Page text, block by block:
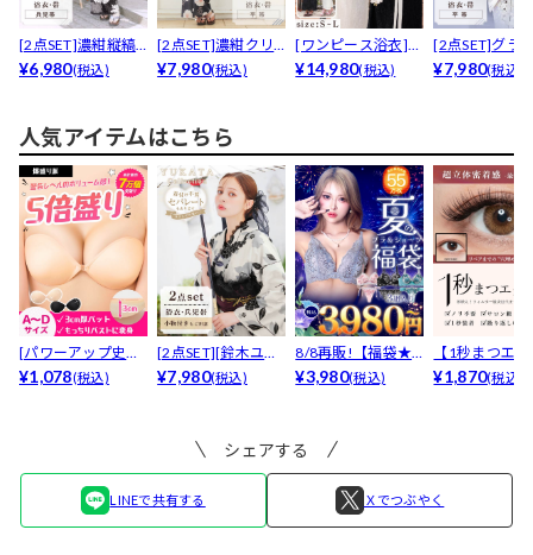
[2点SET]濃紺縦縞×
淡牡丹柄浴衣【...
¥6,980(税込)
[2点SET]濃紺クリ
スマスローズ柄浴...
¥7,980(税込)
[ワンピース浴衣]花
柄総レース浴衣[4...
¥14,980(税込)
[2点SET]グラ
ション縦縞×薔
¥7,980(税込)
人気アイテムはこちら
[パワーアップ史上
最強5倍盛りアップ
¥1,078(税込)
[2点SET][鈴木ユリ
ア(baby)...
¥7,980(税込)
8/8再販!【福袋★
ブラセット3点
¥3,980(税込)
【1秒まつエ
リュームタイ
¥1,870(税込)
シェアする
LINEで共有する Ｘでつぶやく